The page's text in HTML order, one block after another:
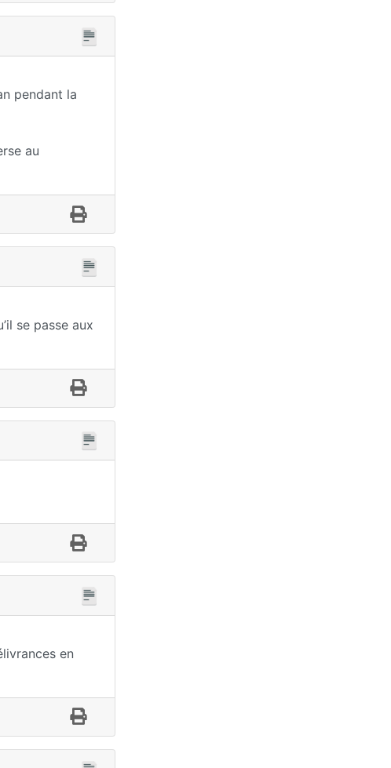
pendant la
au
se passe aux
en